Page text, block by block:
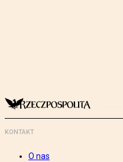
KONTAKT
O nas